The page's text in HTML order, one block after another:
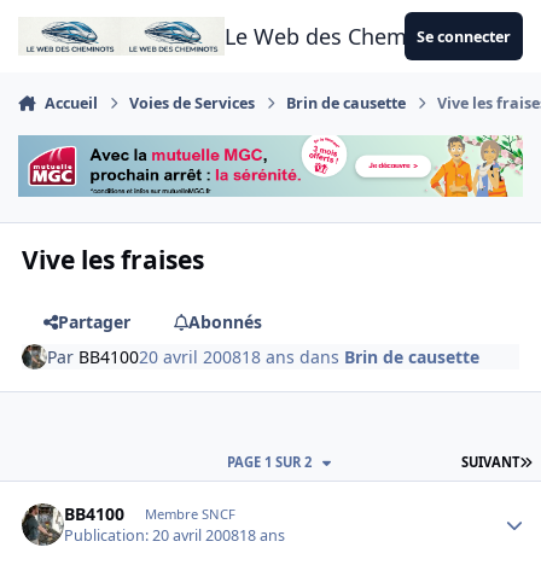
Aller au contenu
Le Web des CheminotsSe connecter
Accueil Voies de Services Brin de causette Vive les
Vive les fraises
Partager
Abonnés
Par BB410020 avril 200818 ans dans Brin de causette
SUIVANT
PAGE 1 SUR 2
BB4100 Membre SNCF
Publication:20 avril 200818 ans